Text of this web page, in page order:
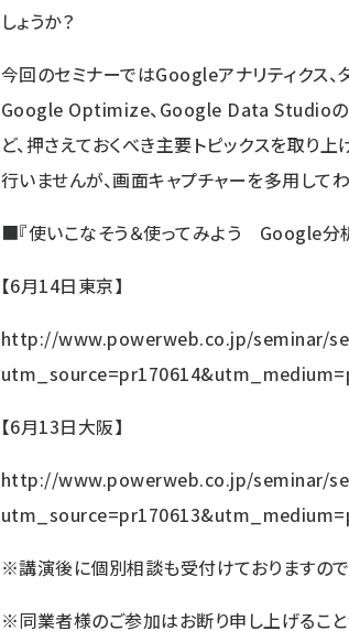
しょうか？
今回のセミナーではGoogleアナリティクス、
Google Optimize、Google Data Studioの
ど、押さえておくべき主要トピックスを取り
行いませんが、画面キャプチャーを多用して
■『使いこなそう＆使ってみよう Google分
【6月14日東京】
http://www.powerweb.co.jp/seminar/
【6月13日大阪】
http://www.powerweb.co.jp/seminar/
※講演後に個別相談も受付けておりますので
※同業者様のご参加はお断り申し上げること